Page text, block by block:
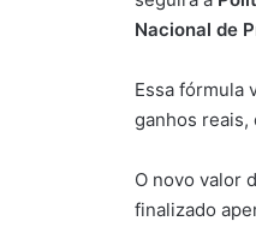
Nacional de
Essa fórmula
ganhos reais,
O novo valor
finalizado